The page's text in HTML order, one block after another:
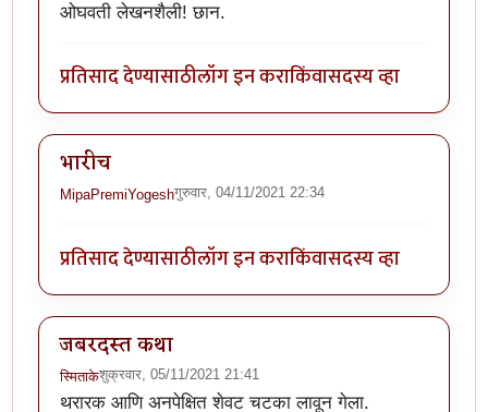
ओघवती लेखनशैली! छान.
प्रतिसाद देण्यासाठीलॉग इन कराकिंवासदस्य व्हा
भारीच
MipaPremiYogeshगुरुवार, 04/11/2021 22:34
प्रतिसाद देण्यासाठीलॉग इन कराकिंवासदस्य व्हा
जबरदस्त कथा
स्मिताकेशुक्रवार, 05/11/2021 21:41
थरारक आणि अनपेक्षित शेवट चटका लावून गेला.